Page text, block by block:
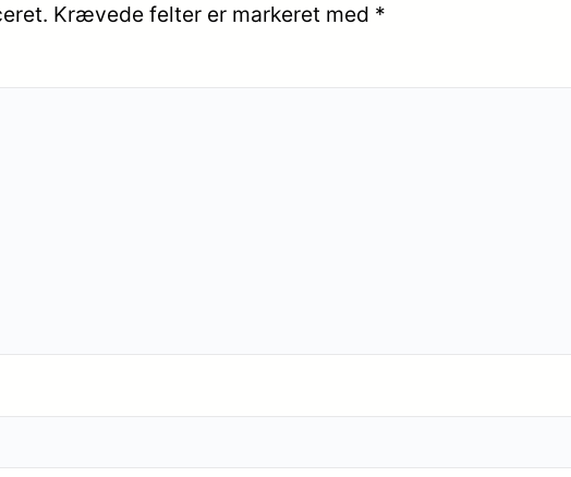
Krævede felter er markeret med *